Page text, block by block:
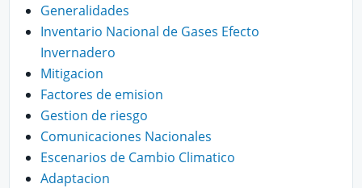
Generalidades
Inventario Nacional de Gases Efecto
Invernadero
Mitigacion
Factores de emision
Gestion de riesgo
Comunicaciones Nacionales
Escenarios de Cambio Climatico
Adaptacion